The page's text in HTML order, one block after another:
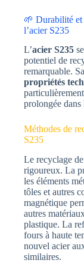
🌱 Durabilité et
l’acier S235
L’acier S235
potentiel de
remarquable. Sa
propriétés
prolongée dans
Méthodes de
S235
Le recyclage de
rigoureux. La
les éléments
tôles et autres
magnétique
autres
plastique. La
fours à haute
nouvel acier
similaires.